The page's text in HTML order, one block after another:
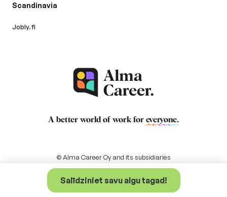
Salīdziniet savu algu tagad!
Scandinavia
Jobly.fi
A better world of work for everyone.
© Alma Career Oy and its subsidiaries